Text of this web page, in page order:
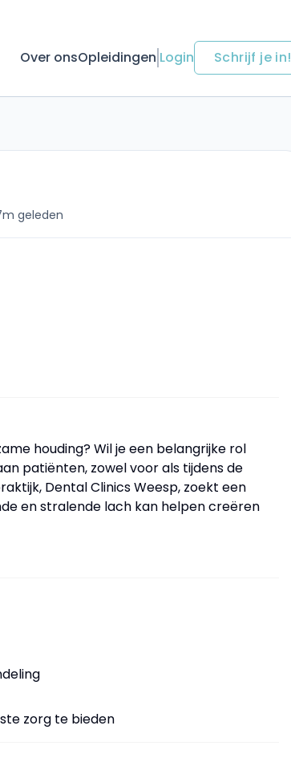
Over onsOpleidingen Login Schrijf je in!
geleden
houding? Wil je een belangrijke rol
patiënten, zowel voor als tijdens de
Dental Clinics Weesp, zoekt een
en stralende lach kan helpen creëren
zorg te bieden